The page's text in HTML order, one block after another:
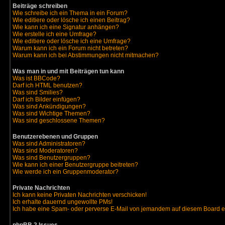
Beiträge schreiben
Wie schreibe ich ein Thema in ein Forum?
Wie editiere oder lösche ich einen Beitrag?
Wie kann ich eine Signatur anhängen?
Wie erstelle ich eine Umfrage?
Wie editiere oder lösche ich eine Umfrage?
Warum kann ich ein Forum nicht betreten?
Warum kann ich bei Abstimmungen nicht mitmachen?
Was man in und mit Beiträgen tun kann
Was ist BBCode?
Darf ich HTML benutzen?
Was sind Smilies?
Darf ich Bilder einfügen?
Was sind Ankündigungen?
Was sind Wichtige Themen?
Was sind geschlossene Themen?
Benutzerebenen und Gruppen
Was sind Administratoren?
Was sind Moderatoren?
Was sind Benutzergruppen?
Wie kann ich einer Benutzergruppe beitreten?
Wie werde ich ein Gruppenmoderator?
Private Nachrichten
Ich kann keine Privaten Nachrichten verschicken!
Ich erhalte dauernd ungewollte PMs!
Ich habe eine Spam- oder perverse E-Mail von jemandem auf diesem Board